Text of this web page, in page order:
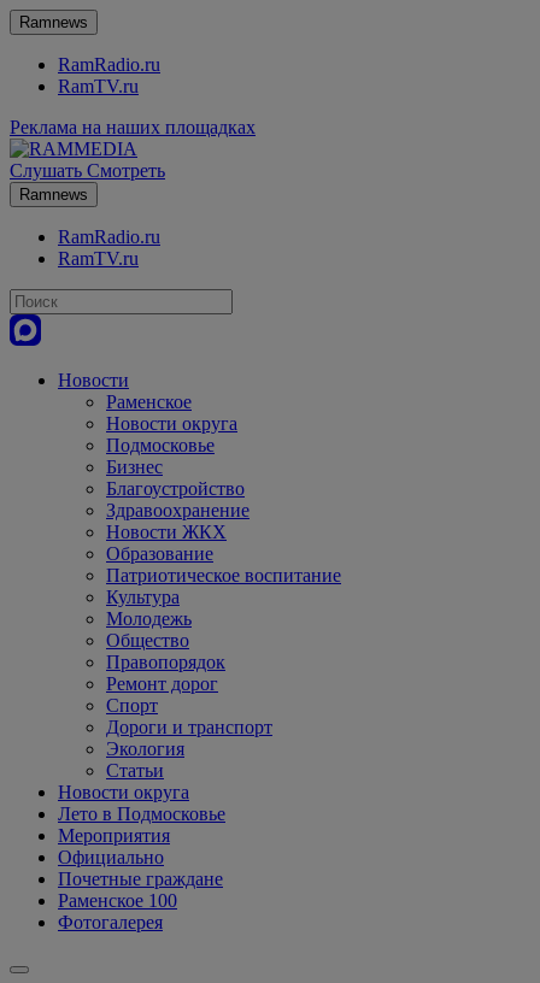
Ramnews
RamRadio.ru
RamTV.ru
Реклама на наших площадках
Слушать Смотреть
Ramnews
RamRadio.ru
RamTV.ru
Новости
Раменское
Новости округа
Подмосковье
Бизнес
Благоустройство
Здравоохранение
Новости ЖКХ
Образование
Патриотическое воспитание
Культура
Молодежь
Общество
Правопорядок
Ремонт дорог
Спорт
Дороги и транспорт
Экология
Статьи
Новости округа
Лето в Подмосковье
Мероприятия
Официально
Почетные граждане
Раменское 100
Фотогалерея